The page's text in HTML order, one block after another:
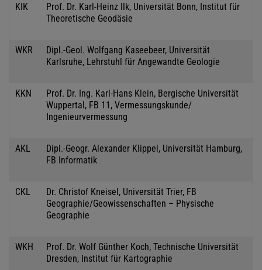
KIK
Prof. Dr. Karl-Heinz Ilk, Universität Bonn, Institut für
Theoretische Geodäsie
WKR
Dipl.-Geol. Wolfgang Kaseebeer, Universität
Karlsruhe, Lehrstuhl für Angewandte Geologie
KKN
Prof. Dr. Ing. Karl-Hans Klein, Bergische Universität
Wuppertal, FB 11, Vermessungskunde/
Ingenieurvermessung
AKL
Dipl.-Geogr. Alexander Klippel, Universität Hamburg,
FB Informatik
CKL
Dr. Christof Kneisel, Universität Trier, FB
Geographie/Geowissenschaften – Physische
Geographie
WKH
Prof. Dr. Wolf Günther Koch, Technische Universität
Dresden, Institut für Kartographie